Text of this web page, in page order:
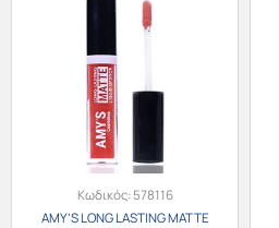
Κωδικός:578116
AMY’S LONG LASTING MATTE